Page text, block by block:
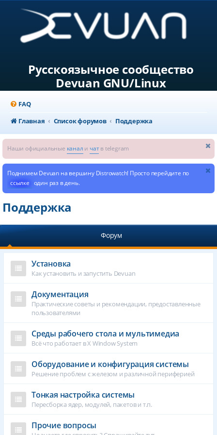
Русскоязычное сообщество
Devuan GNU/Linux
FAQ
Главная
Список форумов Поддержка
Наши официальные канал и чатв telegram
Поднимем Devuan на вершину Distrowatch! Просто перейдите по
ссылке один раз в день.
Поддержка
Форум
Установка
Как установить и запустить Devuan
Документация
Практические советы и рекомендации, предоставленные
пользователями
Среды рабочего стола и мультимедиа
Всё что работает в X Window System
Оборудование и конфигурация системы
Решение проблем с железом и различной периферией
Тонкая настройка системы
Пересборка ядер, модулей, пакетов и т.п.
Прочие вопросы